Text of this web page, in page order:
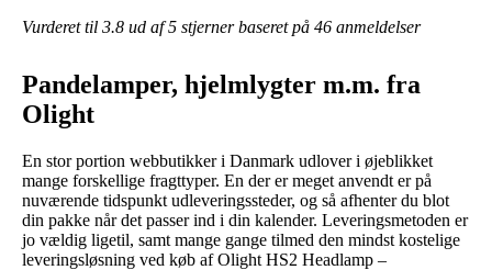
Vurderet til 3.8 ud af 5 stjerner baseret på 46 anmeldelser
Pandelamper, hjelmlygter m.m. fra
Olight
En stor portion webbutikker i Danmark udlover i øjeblikket
mange forskellige fragttyper. En der er meget anvendt er på
nuværende tidspunkt udleveringssteder, og så afhenter du blot
din pakke når det passer ind i din kalender. Leveringsmetoden er
jo vældig ligetil, samt mange gange tilmed den mindst kostelige
leveringsløsning ved køb af Olight HS2 Headlamp –